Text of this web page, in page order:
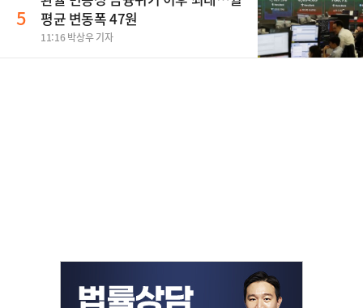
5
평균 변동폭 47원
11:16 박상우 기자